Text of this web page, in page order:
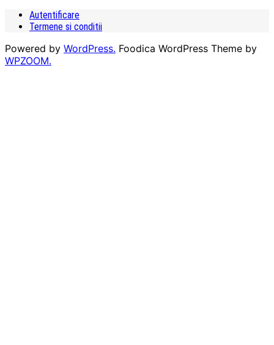
Autentificare
Termene si conditii
Powered by WordPress. Foodica WordPress Theme by
WPZOOM.